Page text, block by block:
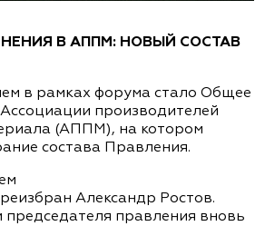
В АППМ: НОВЫЙ СОСТАВ
в рамках форума стало Общее
производителей
(АППМ), на котором
состава Правления.
Александр Ростов.
председателя правления вновь